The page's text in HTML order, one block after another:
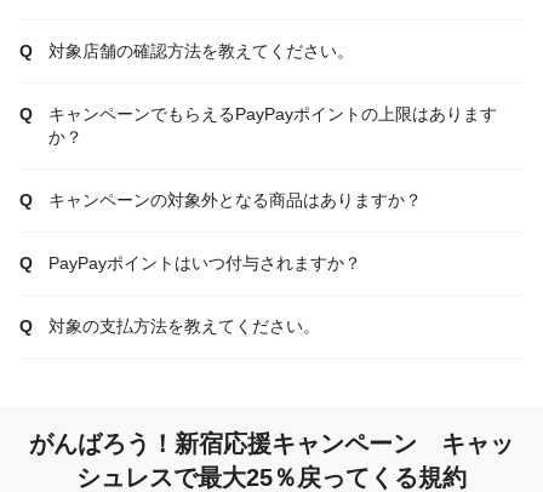
対象店舗の確認方法を教えてください。
キャンペーンでもらえるPayPayポイントの上限はあります
か？
キャンペーンの対象外となる商品はありますか？
PayPayポイントはいつ付与されますか？
対象の支払方法を教えてください。
がんばろう！新宿応援キャンペーン キャッ
シュレスで最大25％戻ってくる規約